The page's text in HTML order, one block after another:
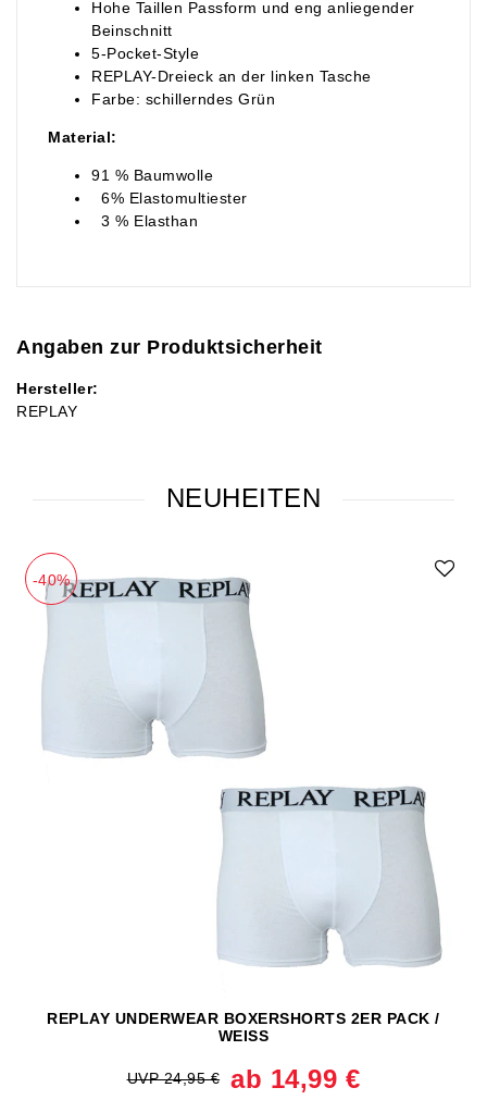
Hohe Taillen Passform und eng anliegender
Beinschnitt
5-Pocket-Style
REPLAY-Dreieck an der linken Tasche
Farbe: schillerndes Grün
Material:
91 % Baumwolle
6% Elastomultiester
3 % Elasthan
Angaben zur Produktsicherheit
Hersteller:
REPLAY
NEUHEITEN
-40%
REPLAY UNDERWEAR BOXERSHORTS 2ER PACK /
WEISS
UVP 24,95 € ab 14,99 €